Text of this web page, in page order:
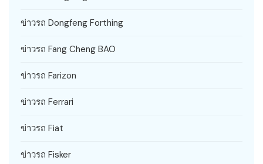
ข่าวรถ Dongfeng Forthing
ข่าวรถ Fang Cheng BAO
ข่าวรถ Farizon
ข่าวรถ Ferrari
ข่าวรถ Fiat
ข่าวรถ Fisker